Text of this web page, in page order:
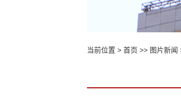
当前位置 > 首页 >> 图片新闻